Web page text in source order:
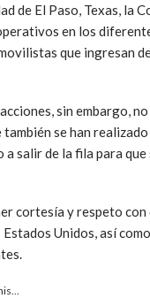
de El Paso, Texas, la
en los
que ingresan
sin embargo,
también se han realizado
salir de la fila para
cortesía y respeto con
Unidos, así